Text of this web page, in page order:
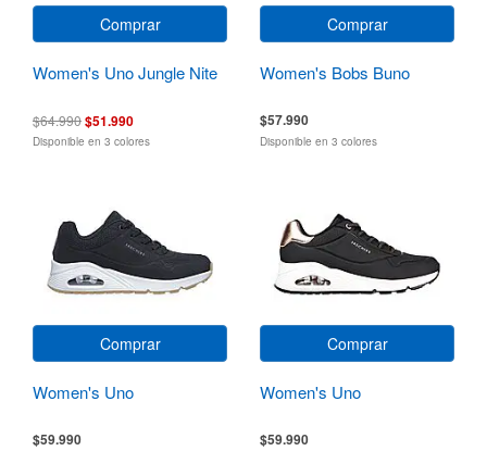
Comprar
Women's Uno Jungle Nite
$64.990$51.990
Disponible en 3 colores
Comprar
Women's Bobs Buno
$57.990
Disponible en 3 colores
Comprar
Women's Uno
$59.990
Comprar
Women's Uno
$59.990